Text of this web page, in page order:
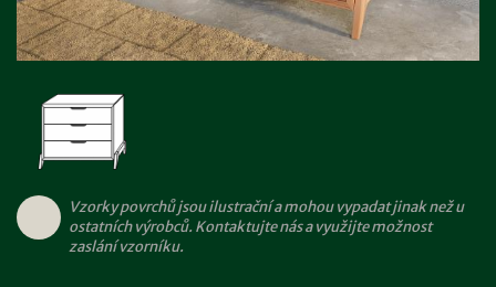
Vzorky povrchů jsou ilustrační a mohou vypadat jinak než u
ostatních výrobců. Kontaktujte nás a využijte možnost
zaslání vzorníku.